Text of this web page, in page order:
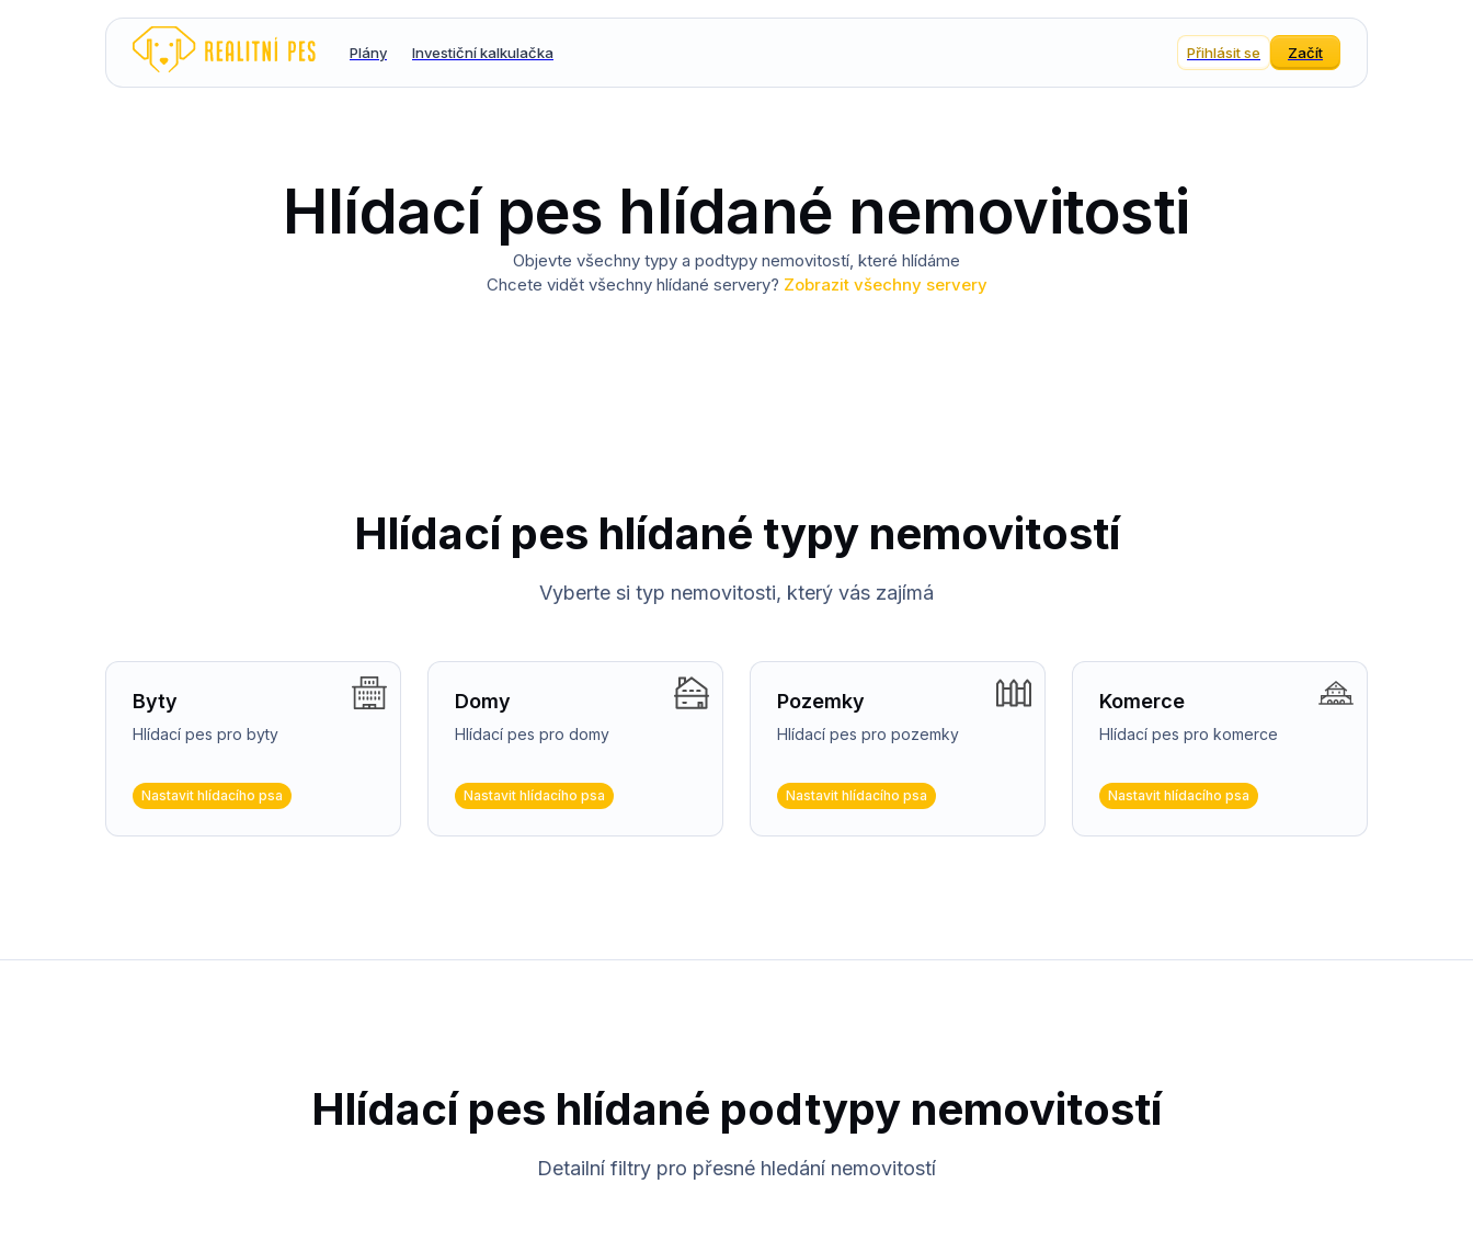
Plány Investiční kalkulačka Přihlásit se Začít
Hlídací pes hlídané nemovitosti
Objevte všechny typy a podtypy nemovitostí, které hlídáme
Chcete vidět všechny hlídané servery? Zobrazit všechny servery
Hlídací pes hlídané typy nemovitostí
Vyberte si typ nemovitosti, který vás zajímá
Byty
Hlídací pes pro byty
Nastavit hlídacího psa
Domy
Hlídací pes pro domy
Nastavit hlídacího psa
Pozemky
Hlídací pes pro pozemky
Nastavit hlídacího psa
Komerce
Hlídací pes pro komerce
Nastavit hlídacího psa
Hlídací pes hlídané podtypy nemovitostí
Detailní filtry pro přesné hledání nemovitostí